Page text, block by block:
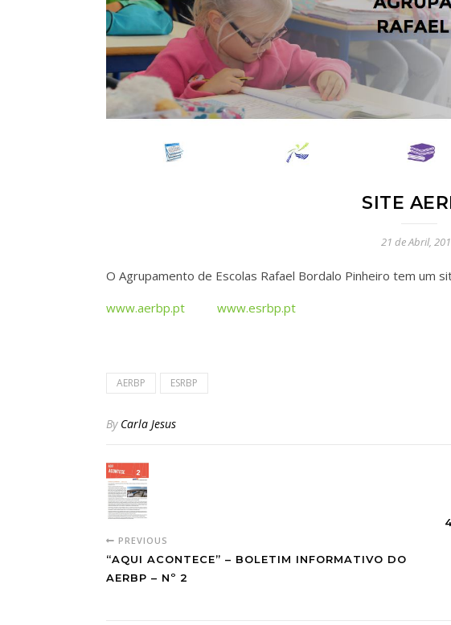
SITE
21 de Abril,
O Agrupamento de Escolas Rafael Bordalo Pinheiro tem um
www.aerbp.pt
www.esrbp.pt
AERBP ESRBP
By Carla Jesus
PREVIOUS
“AQUI ACONTECE” – BOLETIM INFORMATIVO DO
AERBP – Nº 2